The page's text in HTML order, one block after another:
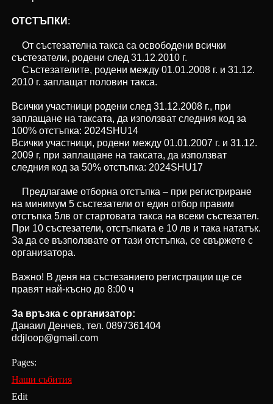
ОТСТЪПКИ :
От състезателна такса са освободени всички
състезатели, родени след 31.12.2010 г.
Състезателите, родени между 01.01.2008 г. и 31.12.
2010 г. заплащат половин такса.
Всички участници родени след 31.12.2008 г., при
заплащане на таксата, да използват следния код за
100% отстъпка: 2024SHU14
Всички участници, родени между 01.01.2007 г. и 31.12.
2009 г, при заплащане на таксата, да използват
следния код за 50% отстъпка: 2024SHU17
Предлагаме отборна отстъпка – при регистриране
на минимум 5 състезатели от един отбор правим
отстъпка 5лв от стартовата такса на всеки състезател.
При 10 състезатели, отстъпката е 10 лв и така нататък.
За да се възползвате от тази отстъпка, се свържете с
организатора.
Важно! В деня на състезанието регистрации ще се
правят най-късно до 8:00 ч
За връзка с организатор:
Данаил Денчев, тел. 0897361404
ddjloop@gmail.com
Pages:
Наши събития
Edit